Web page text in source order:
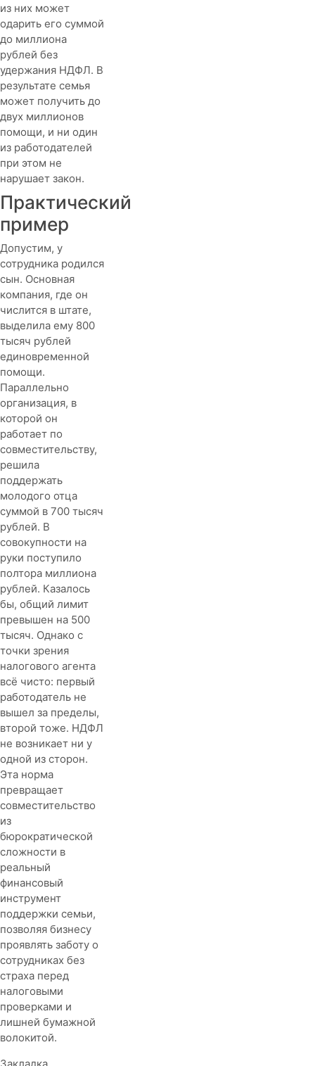
из них может
одарить его суммой
до миллиона
рублей без
удержания НДФЛ. В
результате семья
может получить до
двух миллионов
помощи, и ни один
из работодателей
при этом не
нарушает закон.
Практический
пример
Допустим, у
сотрудника родился
сын. Основная
компания, где он
числится в штате,
выделила ему 800
тысяч рублей
единовременной
помощи.
Параллельно
организация, в
которой он
работает по
совместительству,
решила
поддержать
молодого отца
суммой в 700 тысяч
рублей. В
совокупности на
руки поступило
полтора миллиона
рублей. Казалось
бы, общий лимит
превышен на 500
тысяч. Однако с
точки зрения
налогового агента
всё чисто: первый
работодатель не
вышел за пределы,
второй тоже. НДФЛ
не возникает ни у
одной из сторон.
Эта норма
превращает
совместительство
из
бюрократической
сложности в
реальный
финансовый
инструмент
поддержки семьи,
позволяя бизнесу
проявлять заботу о
сотрудниках без
страха перед
налоговыми
проверками и
лишней бумажной
волокитой.